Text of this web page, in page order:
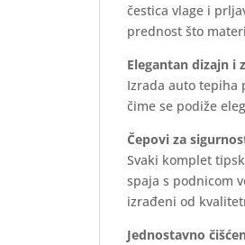
čestica vlage i
prednost što
Elegantan dizajn i
Izrada auto tepiha
čime se podiže
Čepovi za
Svaki komplet
spaja s podnicom
izrađeni od
Jednostavno